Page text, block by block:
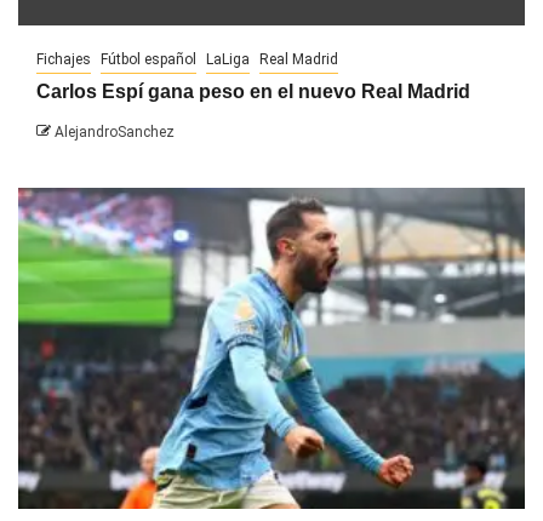
Fichajes Fútbol español LaLiga Real Madrid
Carlos Espí gana peso en el nuevo Real Madrid
AlejandroSanchez